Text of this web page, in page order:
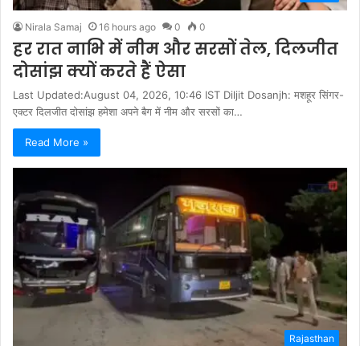
Nirala Samaj 16 hours ago 0 0
हर रात नाभि में नीम और सरसों तेल, दिलजीत
दोसांझ क्यों करते हैं ऐसा
Last Updated:August 04, 2026, 10:46 IST Diljit Dosanjh: मशहूर सिंगर-
एक्टर दिलजीत दोसांझ हमेशा अपने बैग में नीम और सरसों का…
Read More »
Rajasthan